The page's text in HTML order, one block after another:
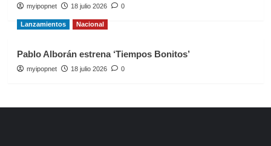
myipopnet 18 julio 2026 0
Lanzamientos Nacional
Pablo Alborán estrena ‘Tiempos Bonitos’
myipopnet 18 julio 2026 0